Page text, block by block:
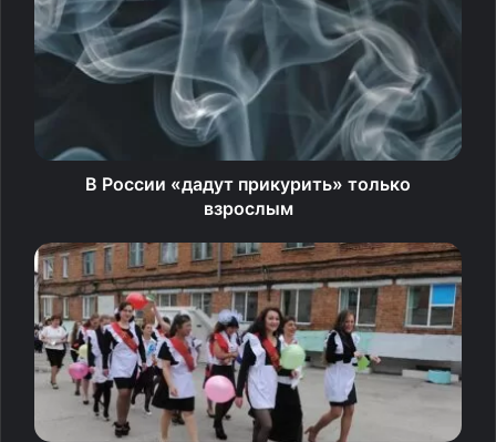
Виктории Бэкхем стоили жизни 130 крокодилам, 43
страусам, 780 ягнятам и 600 телятам.
Кроме того, известно, что звезда обожает вещи из
кожи экзотических животных. Красивыми туфлями,
сумками, куртками, перчатками и ремнями обеспечили
Викторию 313 ящериц, 16 бизонов и 63 козла. Сумочку
личного бренда Виктории Бэкхем, сделанную из кожи
питона, эксперты тоже посчитали, сообщает
«Свободная пресса».
Источник
В России «дадут прикурить» только
взрослым